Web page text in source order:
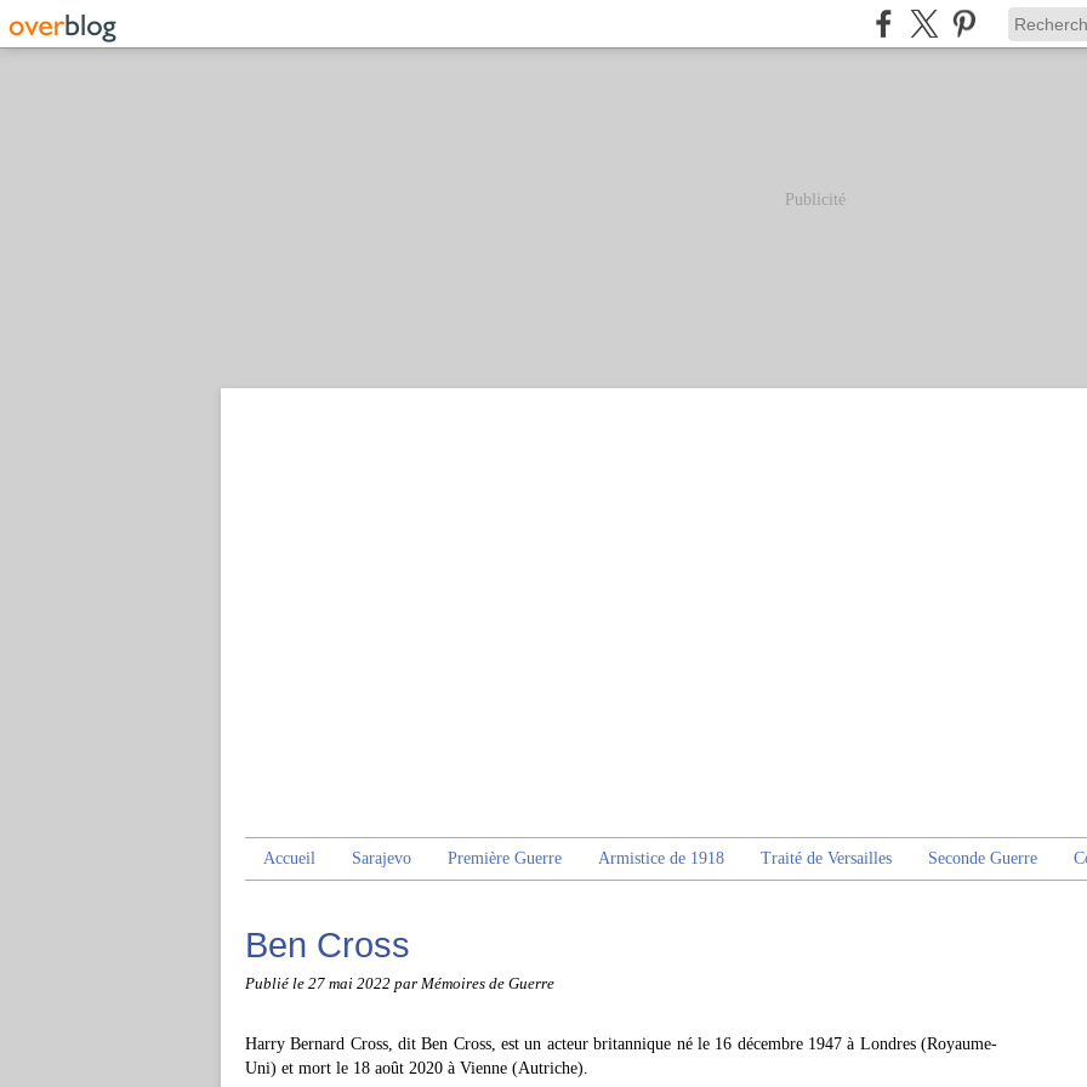
Publicité
Accueil Sarajevo Première Guerre Armistice de 1918 Traité de Versailles Seconde Guerre
Ben Cross
Publié le 27 mai 2022 par Mémoires de Guerre
Harry Bernard Cross, dit Ben Cross, est un acteur britannique né le 16 décembre 1947 à Londres (Royaume-
Uni) et mort le 18 août 2020 à Vienne (Autriche).